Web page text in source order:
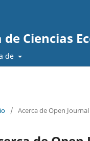
Ciencias
de
/ Acerca de Open